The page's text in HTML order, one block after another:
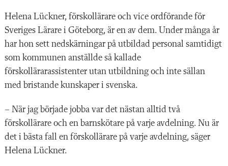
Helena Lückner, förskollärare och vice ordförande för
Sveriges Lärare i Göteborg, är en av dem. Under många år
har hon sett nedskärningar på utbildad personal samtidigt
som kommunen anställde så kall­ade
förskollärarassistenter utan utbildning och inte sällan
med bristande kunskaper i svenska.
– När jag började jobba var det nästan alltid två
förskollärare och en barnskötare på varje avdelning. Nu är
det i bästa fall en förskollärare på varje avdelning, säger
Helena Lückner.